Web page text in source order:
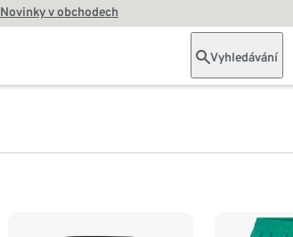
Novinky v obchodech
Vyhledávání